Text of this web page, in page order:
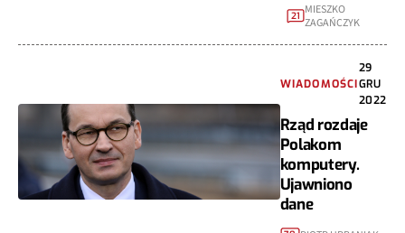
21 MIESZKO
ZAGAŃCZYK
WIADOMOŚCI
29
GRU
2022
Rząd rozdaje
Polakom
komputery.
Ujawniono
dane